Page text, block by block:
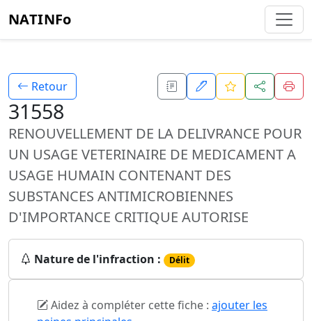
NATINFo
Retour
31558
RENOUVELLEMENT DE LA DELIVRANCE POUR
UN USAGE VETERINAIRE DE MEDICAMENT A
USAGE HUMAIN CONTENANT DES
SUBSTANCES ANTIMICROBIENNES
D'IMPORTANCE CRITIQUE AUTORISE
Nature de l'infraction : Délit
Aidez à compléter cette fiche : ajouter les